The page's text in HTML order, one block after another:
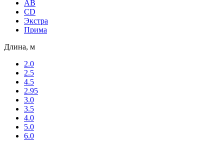
AB
CD
Экстра
Прима
Длина, м
2.0
2.5
4.5
2.95
3.0
3.5
4.0
5.0
6.0